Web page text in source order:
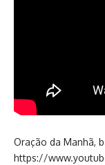
Oração da Manhã,
https://